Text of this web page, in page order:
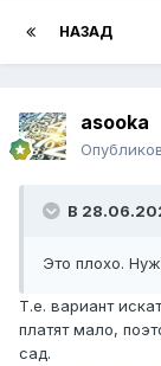
НАЗАД
asooka
В
Это плохо.
Т.е. вариант
платят мало,
сад.